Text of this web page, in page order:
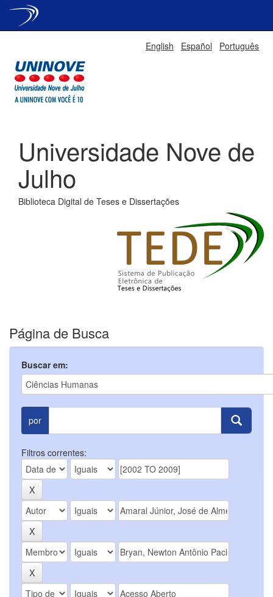
English Español Português
Universidade Nove de
Julho
Biblioteca Digital de Teses e Dissertações
Página de Busca
Buscar em:
por
Filtros correntes: